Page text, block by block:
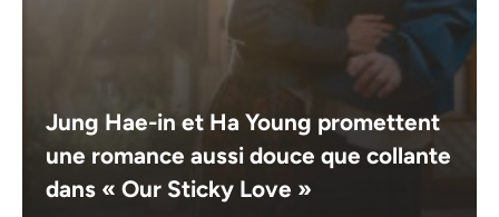
Jung Hae-in et Ha Young promettent
une romance aussi douce que collante
dans « Our Sticky Love »